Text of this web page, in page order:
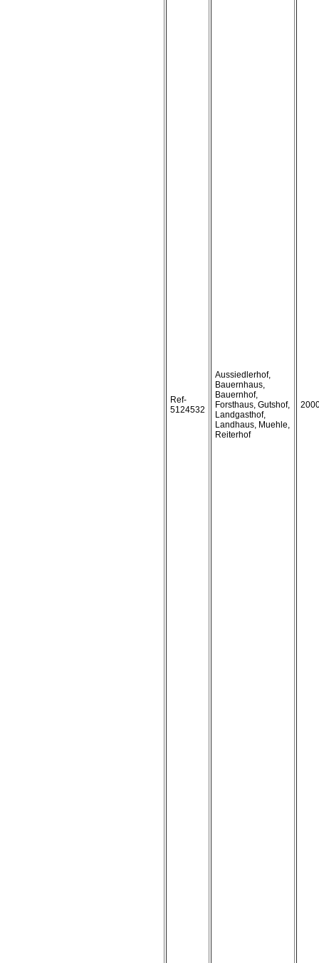
Ref-
5124532
Aussiedlerhof,
Bauernhaus,
Bauernhof,
Forsthaus, Gutshof,
Landgasthof,
Landhaus, Muehle,
Reiterhof